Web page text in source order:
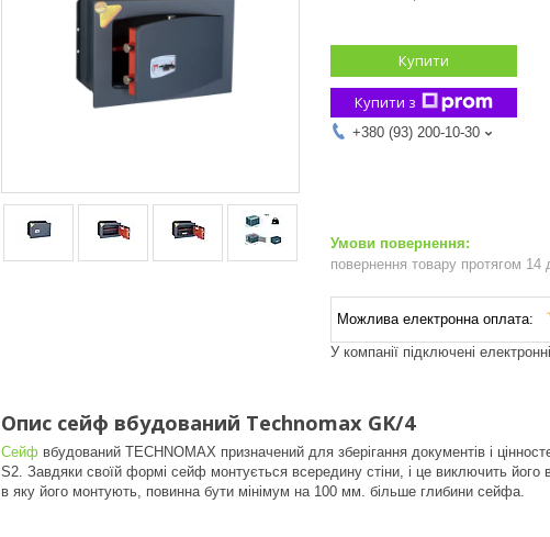
Купити
Купити з
+380 (93) 200-10-30
повернення товару протягом 14
У компанії підключені
Опис сейф вбудований Technomax GK/4
Сейф вбудований TECHNOMAX призначений для зберігання документів і
S2. Завдяки своїй формі сейф монтується всередину стіни, і це виключить
в яку його монтують, повинна бути мінімум на 100 мм. більше глибини сейфа.